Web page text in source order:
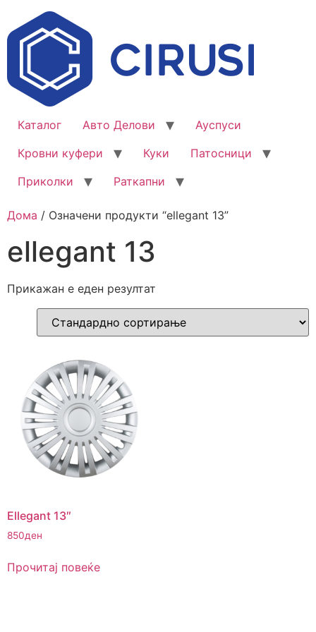
Каталог Авто Делови
Ауспуси
Кровни куфери
Куки
Патосници
Приколки
Раткапни
Дома / Означени продукти “ellegant 13”
ellegant 13
Прикажан е еден резултат
Ellegant 13″
850ден
Прочитај повеќе